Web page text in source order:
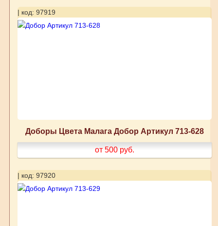
| код: 97919
Доборы Цвета Малага Добор Артикул 713-628
от 500 руб.
| код: 97920